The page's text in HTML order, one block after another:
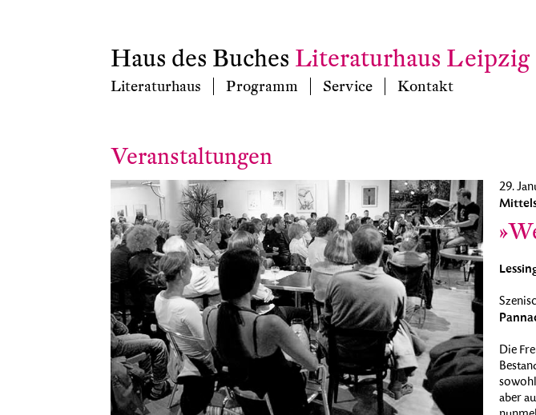
Haus des Buches Literaturhaus Leipzig
Literaturhaus Programm Service Kontakt
Veranstaltungen
29.
Die
aber